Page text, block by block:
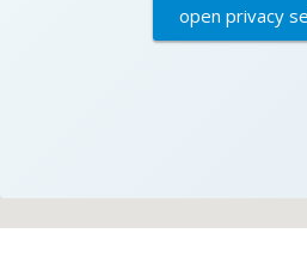
open privacy